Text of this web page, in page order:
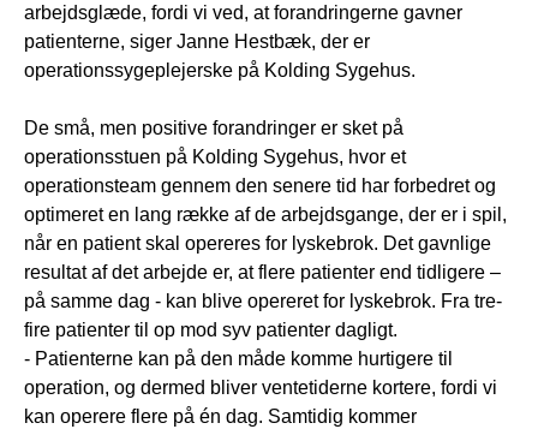
arbejdsglæde, fordi vi ved, at forandringerne gavner
patienterne, siger Janne Hestbæk, der er
operationssygeplejerske på Kolding Sygehus.
De små, men positive forandringer er sket på
operationsstuen på Kolding Sygehus, hvor et
operationsteam gennem den senere tid har forbedret og
optimeret en lang række af de arbejdsgange, der er i spil,
når en patient skal opereres for lyskebrok. Det gavnlige
resultat af det arbejde er, at flere patienter end tidligere –
på samme dag - kan blive opereret for lyskebrok. Fra tre-
fire patienter til op mod syv patienter dagligt.
- Patienterne kan på den måde komme hurtigere til
operation, og dermed bliver ventetiderne kortere, fordi vi
kan operere flere på én dag. Samtidig kommer